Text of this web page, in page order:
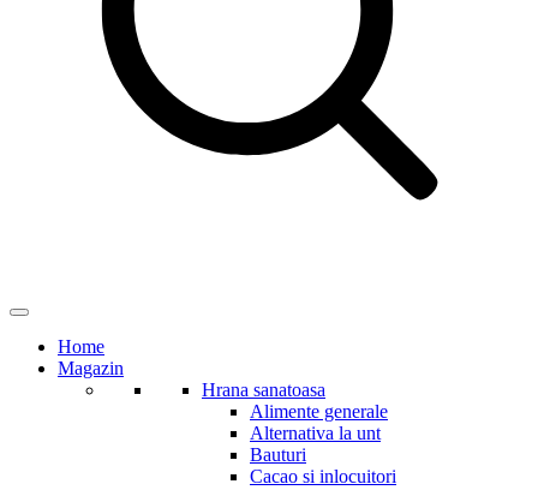
Home
Magazin
Hrana sanatoasa
Alimente generale
Alternativa la unt
Bauturi
Cacao si inlocuitori